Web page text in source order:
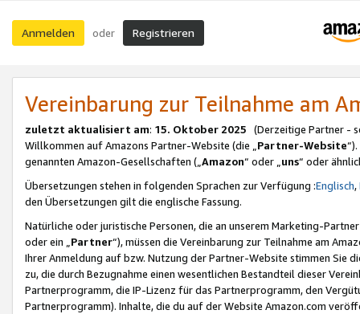
Anmelden oder Registrieren
Vereinbarung zur Teilnahme am
zuletzt aktualisiert am: 15. Oktober 2025 (Derzeitige Partner -
Willkommen auf Amazons Partner-Website (die „Partner-Website
genannten Amazon-Gesellschaften („Amazon“ oder „uns“ oder
Übersetzungen stehen in folgenden Sprachen zur Verfügung :Englisch,
den Übersetzungen gilt die englische Fassung.
Natürliche oder juristische Personen, die an unserem Marketing-
oder ein „Partner“), müssen die Vereinbarung zur Teilnahme am
Ihrer Anmeldung auf bzw. Nutzung der Partner-Website stimmen Sie
zu, die durch Bezugnahme einen wesentlichen Bestandteil dieser
Partnerprogramm, die IP-Lizenz für das Partnerprogramm, den
Partnerprogramm). Inhalte, die du auf der Website Amazon.com